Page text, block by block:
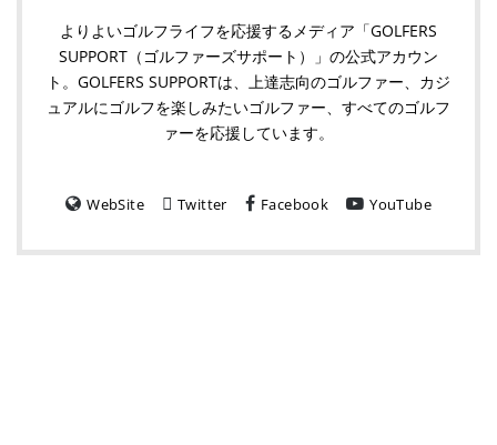
よりよいゴルフライフを応援するメディア「GOLFERS
SUPPORT（ゴルファーズサポート）」の公式アカウン
ト。GOLFERS SUPPORTは、上達志向のゴルファー、カジ
ュアルにゴルフを楽しみたいゴルファー、すべてのゴルフ
ァーを応援しています。
WebSite Twitter Facebook YouTube